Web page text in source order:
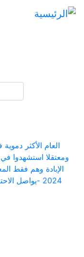
ومعتقلا استشهدوا
2024 -يواصل الاحتلال إخفاء هويات عشرات الشهداء من غزة